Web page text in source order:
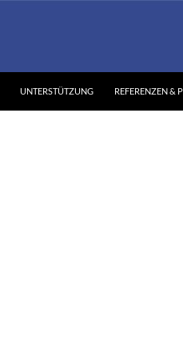
UNTERSTÜTZUNG REFERENZEN &